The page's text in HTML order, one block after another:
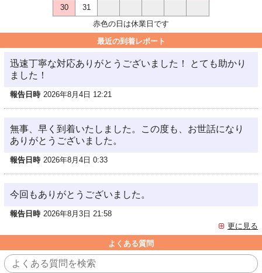
30
31
赤色の日は休業日です
最近の到着レポート
迅速丁寧な対応ありがとうございました！ とても助かり
ました！
報告日時 2026年8月4日 12:21
無事、早く到着いたしました。この度も、お世話になり
ありがとうございました。
報告日時 2026年8月4日 0:33
今回もありがとうございました。
報告日時 2026年8月3日 21:58
更に見る
よくある質問